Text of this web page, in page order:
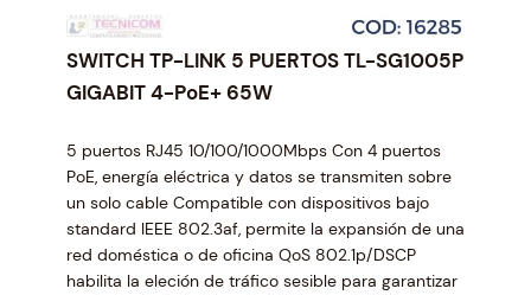
SWITCH TP-LINK 5 PUERTOS TL-SG1005P
GIGABIT 4-PoE+ 65W
5 puertos RJ45 10/100/1000Mbps Con 4 puertos
PoE, energía eléctrica y datos se transmiten sobre
un solo cable Compatible con dispositivos bajo
standard IEEE 802.3af, permite la expansión de una
red doméstica o de oficina QoS 802.1p/DSCP
habilita la eleción de tráfico sesible para garantizar